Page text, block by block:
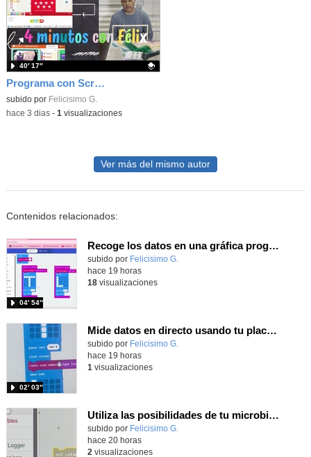
Programa con Scratch juegos con los partidos del mundial 2026 ganados por España
Contenido educativo.
subido por Felicisimo G.
40′ 17″
-hace 3 dias- 1 visualizaciones
Ver más del mismo autor
Contenidos relacionados:
Recoge los datos en una gráfica programando tu placa microbit con MakeCode y conoce la Tª y nivel de luz en este eclipse
Contenido educativo.
subido por Felicisimo G.
04′ 54″
hace 19 horas
18visualizaciones
Mide datos en directo usando tu placa microbit y programando con MakeCode dos placas conectadas por radio
Contenido educativo.
subido por Felicisimo G.
02′ 03″
hace 19 horas
1 visualizaciones
Utiliza las posibilidades de tu microbit programando com MakeCode para medir temperatura y nivel de luz con Datalogger
Contenido educativo.
subido por Felicisimo G.
hace 20 horas
2 visualizaciones